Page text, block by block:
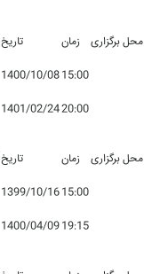
تاریخ زمان
محل برگزاری
1400/10/0815:00
1401/02/2420:00
تاریخ زمان
محل برگزاری
1399/10/1615:00
1400/04/0919:15